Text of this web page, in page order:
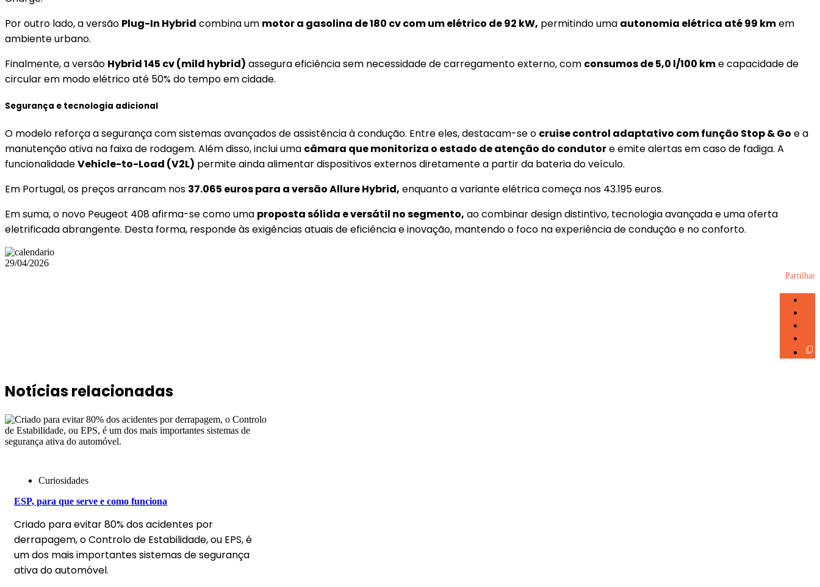
Por outro lado, a versão Plug-In Hybrid combina um motor a gasolina de 180 cv com um elétrico de 92 kW, permitindo uma autonomia elétrica até 99 kmem
ambiente urbano.
Finalmente, a versão Hybrid 145 cv (mild hybrid) assegura eficiência sem necessidade de carregamento externo, com consumos de 5,0 l/100 kme capacidade de
circular em modo elétrico até 50% do tempo em cidade.
Segurança e tecnologia adicional
O modelo reforça a segurança com sistemas avançados de assistência à condução. Entre eles, destacam-se o cruise control adaptativo com função Stop & Go e a
manutenção ativa na faixa de rodagem. Além disso, inclui uma câmara que monitoriza o estado de atenção do condutore emite alertas em caso de fadiga. A
funcionalidadeVehicle-to-Load (V2L) permite ainda alimentar dispositivos externos diretamente a partir da bateria do veículo.
Em Portugal, os preços arrancam nos 37.065 euros para a versão Allure Hybrid, enquanto a variante elétrica começa nos 43.195 euros.
Em suma, o novo Peugeot 408 afirma-se como uma proposta sólida e versátil no segmento, ao combinar design distintivo, tecnologia avançada e uma oferta
eletrificada abrangente. Desta forma, responde às exigências atuais de eficiência e inovação, mantendo o foco na experiência de condução e no conforto.
29/04/2026
Partilhar
Notícias relacionadas
Curiosidades
ESP, para que serve e como funciona
Criado para evitar 80% dos acidentes por
derrapagem, o Controlo de Estabilidade, ou EPS, é
um dos mais importantes sistemas de segurança
ativa do automóvel.